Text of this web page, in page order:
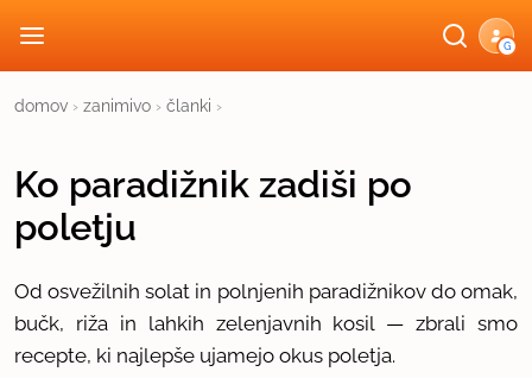
G
domov › zanimivo › članki ›
Ko paradižnik zadiši po
poletju
Od osvežilnih solat in polnjenih paradižnikov do omak,
bučk, riža in lahkih zelenjavnih kosil — zbrali smo
recepte, ki najlepše ujamejo okus poletja.